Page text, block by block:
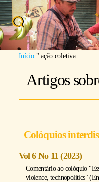
Busca
Início"ação coletiva
Artigos
Colóquios
Vol 6 No 11 (2023)
Comentário ao colóquio
violence, technopolitics"